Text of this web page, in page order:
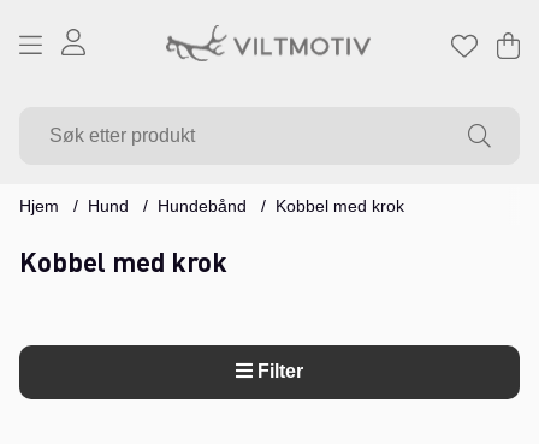
.
Hjem Hund Hundebånd Kobbel med krok
Kobbel med krok
Filter